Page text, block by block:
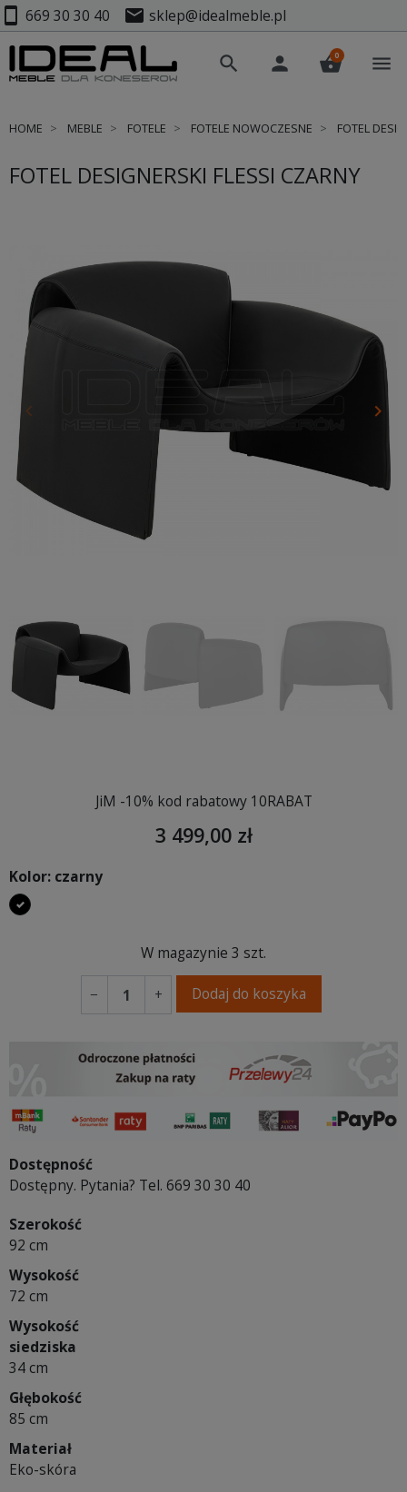
smartphone 669 30 30 40 mail sklep@idealmeble.pl
search person shopping_basket
0 menu
HOME MEBLE FOTELE FOTELE NOWOCZESNE FOTEL
FOTEL DESIGNERSKI FLESSI CZARNY
Poprzedni
keyboard_arrow_left keyboard_arrow_right
JiM -10% kod rabatowy 10RABAT
3 499,00 zł
Kolor: czarny
czarny
W magazynie 3 szt.
− + Dodaj do koszyka
Dostępność
Dostępny. Pytania? Tel. 669 30 30 40
Szerokość
92 cm
Wysokość
72 cm
Wysokość
siedziska
34 cm
Głębokość
85 cm
Materiał
Eko-skóra